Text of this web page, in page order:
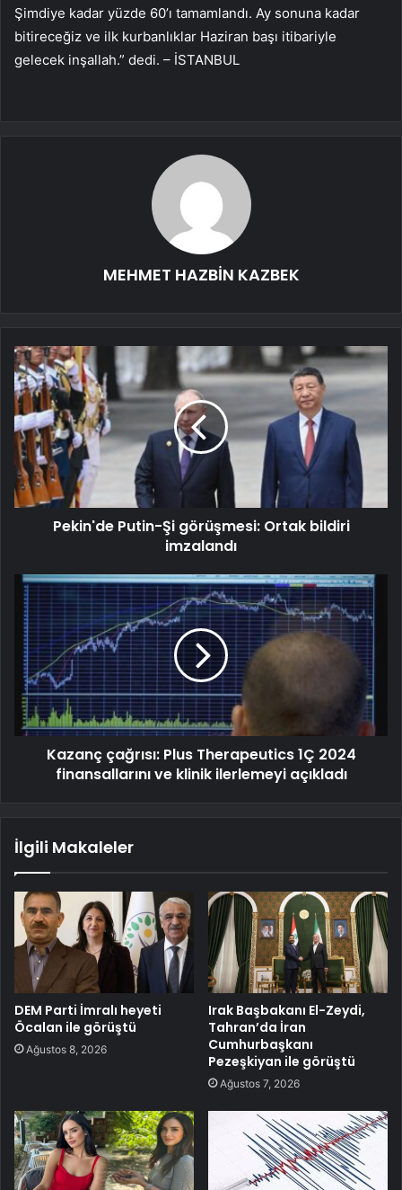
Şimdiye kadar yüzde 60’ı tamamlandı. Ay sonuna kadar
bitireceğiz ve ilk kurbanlıklar Haziran başı itibariyle
gelecek inşallah.” dedi. – İSTANBUL
MEHMET HAZBİN KAZBEK
Pekin'de Putin-Şi görüşmesi: Ortak bildiri
imzalandı
Kazanç çağrısı: Plus Therapeutics 1Ç 2024
finansallarını ve klinik ilerlemeyi açıkladı
İlgili Makaleler
DEM Parti İmralı heyeti
Öcalan ile görüştü
Ağustos 8, 2026
Irak Başbakanı El-Zeydi,
Tahran’da İran
Cumhurbaşkanı
Pezeşkiyan ile görüştü
Ağustos 7, 2026